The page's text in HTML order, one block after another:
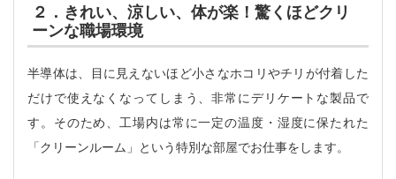
２．きれい、涼しい、体が楽！驚くほどクリ
ーンな職場環境
半導体は、目に見えないほど小さなホコリやチリが付着した
だけで使えなくなってしまう、非常にデリケートな製品で
す。そのため、工場内は常に一定の温度・湿度に保たれた
「クリーンルーム」という特別な部屋でお仕事をします。